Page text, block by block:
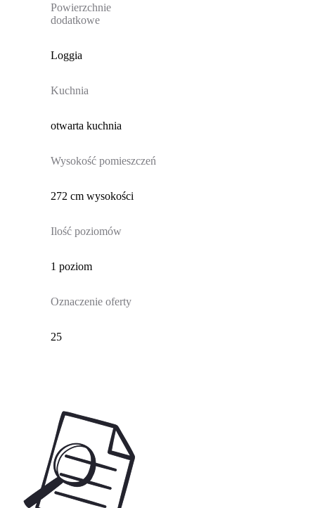
Powierzchnie
dodatkowe
Loggia
Kuchnia
otwarta kuchnia
Wysokość pomieszczeń
272 cm wysokości
Ilość poziomów
1 poziom
Oznaczenie oferty
25